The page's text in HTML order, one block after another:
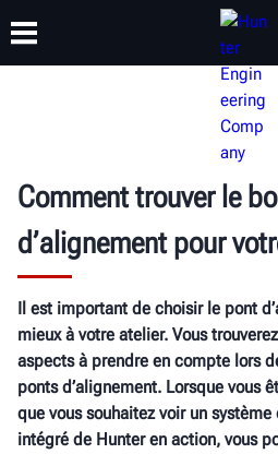
Comment trouver le
d’alignement pour
Il est important de choisir le pont
mieux à votre atelier. Vous
aspects à prendre en compte lors
ponts d’alignement. Lorsque vous
que vous souhaitez voir un
intégré de Hunter en action, vous